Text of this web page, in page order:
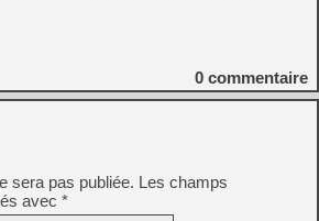
0 commentaire
sera pas publiée. Les champs
avec *